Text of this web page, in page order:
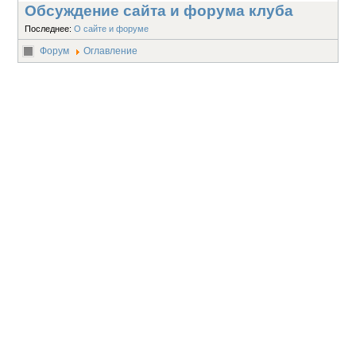
Обсуждение сайта и форума клуба
Последнее: О сайте и форуме
Форум Оглавление